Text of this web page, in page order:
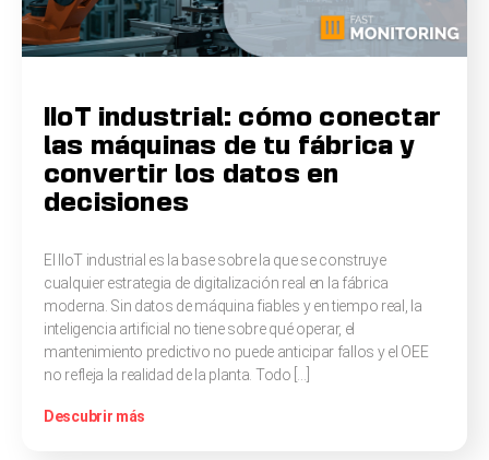
IIoT industrial: cómo conectar
las máquinas de tu fábrica y
convertir los datos en
decisiones
El IIoT industrial es la base sobre la que se construye
cualquier estrategia de digitalización real en la fábrica
moderna. Sin datos de máquina fiables y en tiempo real, la
inteligencia artificial no tiene sobre qué operar, el
mantenimiento predictivo no puede anticipar fallos y el OEE
no refleja la realidad de la planta. Todo […]
Descubrir más